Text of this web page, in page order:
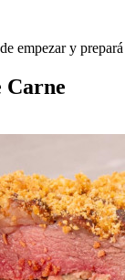
empezar y
Carne